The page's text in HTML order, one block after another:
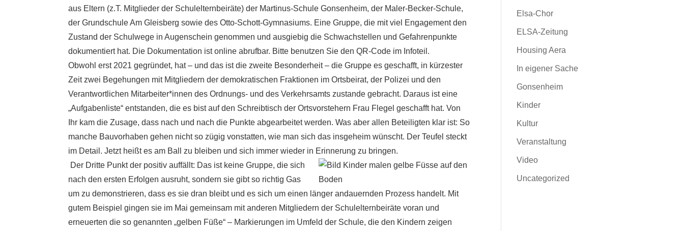
aus Eltern (z.T. Mitglieder der Schulelternbeiräte) der Martinus-Schule Gonsenheim, der Maler-Becker-Schule,
der Grundschule Am Gleisberg sowie des Otto-Schott-Gymnasiums. Eine Gruppe, die mit viel Engagement den
Zustand der Schulwege in Augenschein genommen und ausgiebig die Schwachstellen und Gefahrenpunkte
dokumentiert hat. Die Dokumentation ist online abrufbar. Bitte benutzen Sie den QR-Code im Infoteil.
Obwohl erst 2021 gegründet, hat – und das ist die zweite Besonderheit – die Gruppe es geschafft, in kürzester
Zeit zwei Begehungen mit Mitgliedern der demokratischen Fraktionen im Ortsbeirat, der Polizei und den
Verantwortlichen Mitarbeiter*innen des Ordnungs- und des Verkehrsamts zustande gebracht. Daraus ist eine
„Aufgabenliste“ entstanden, die es bist auf den Schreibtisch der Ortsvorstehern Frau Flegel geschafft hat. Von
Ihr kam die Zusage, dass nach und nach die Punkte abgearbeitet werden. Was aber allen Beteiligten klar ist: So
manche Bauvorhaben gehen nicht so zügig vonstatten, wie man sich das insgeheim wünscht. Der Teufel steckt
im Detail. Jetzt heißt es am Ball zu bleiben und sich immer wieder in Erinnerung zu bringen.
Der Dritte Punkt der positiv auffällt: Das ist keine Gruppe, die sich
nach den ersten Erfolgen ausruht, sondern sie gibt so richtig Gas
um zu demonstrieren, dass es sie dran bleibt und es sich um einen länger andauernden Prozess handelt. Mit
gutem Beispiel gingen sie im Mai gemeinsam mit anderen Mitgliedern der Schulelternbeiräte voran und
erneuerten die so genannten „gelben Füße“ – Markierungen im Umfeld der Schule, die den Kindern zeigen
Elsa-Chor
ELSA-Zeitung
Housing Aera
In eigener Sache
Gonsenheim
Kinder
Kultur
Veranstaltung
Video
Uncategorized